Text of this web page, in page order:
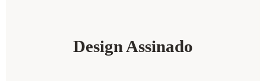
Design Assinado